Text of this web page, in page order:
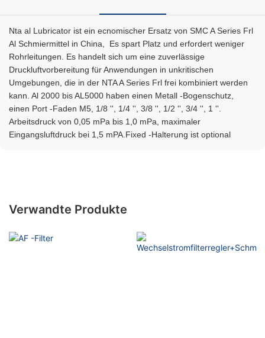
Nta al Lubricator ist ein ecnomischer Ersatz von SMC A Series Frl
Al Schmiermittel in China, Es spart Platz und erfordert weniger
Rohrleitungen. Es handelt sich um eine zuverlässige
Druckluftvorbereitung für Anwendungen in unkritischen
Umgebungen, die in der NTA A Series Frl frei kombiniert werden
kann. Al 2000 bis AL5000 haben einen Metall -Bogenschutz,
einen Port -Faden M5, 1/8 '', 1/4 '', 3/8 '', 1/2 '', 3/4 '', 1 ''.
Arbeitsdruck von 0,05 mPa bis 1,0 mPa, maximaler
Eingangsluftdruck bei 1,5 mPA.Fixed -Halterung ist optional
Verwandte Produkte